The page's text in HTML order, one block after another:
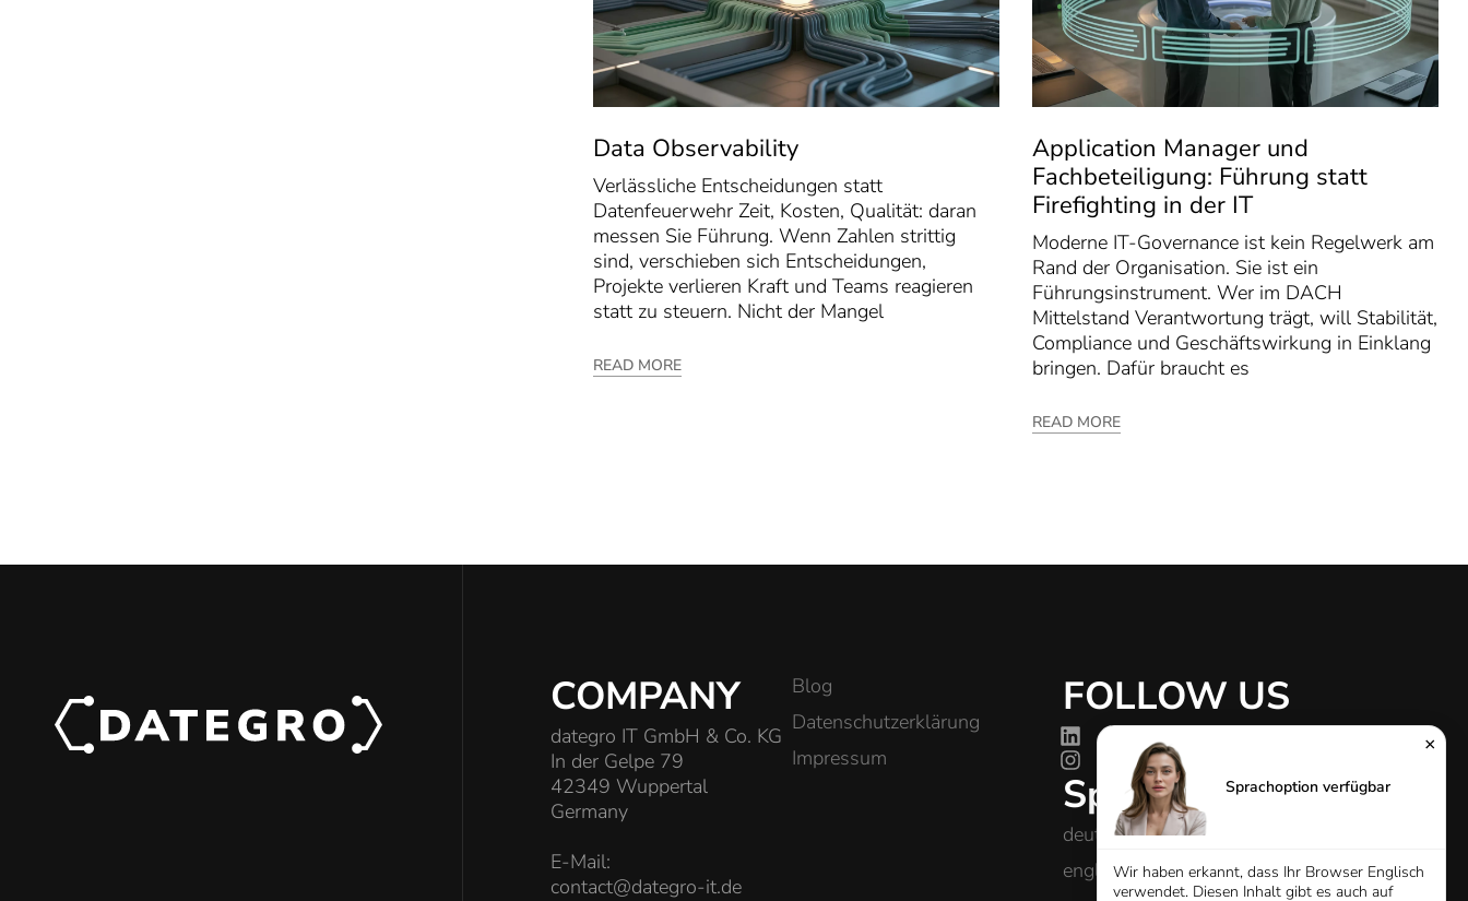
Data Observability
Verlässliche Entscheidungen statt
Datenfeuerwehr Zeit, Kosten, Qualität: daran
messen Sie Führung. Wenn Zahlen strittig
sind, verschieben sich Entscheidungen,
Projekte verlieren Kraft und Teams reagieren
statt zu steuern. Nicht der Mangel
READ MORE
Application Manager und
Fachbeteiligung: Führung statt
Firefighting in der IT
Moderne IT-Governance ist kein Regelwerk am
Rand der Organisation. Sie ist ein
Führungsinstrument. Wer im DACH
Mittelstand Verantwortung trägt, will Stabilität,
Compliance und Geschäftswirkung in Einklang
bringen. Dafür braucht es
READ MORE
COMPANY
dategro IT GmbH & Co. KG
In der Gelpe 79
42349 Wuppertal
Germany
E-Mail:
contact@dategro-it.de
Blog
Datenschutzerklärung
Impressum
FOLLOW US
Sprachen
deutsch
english
×
Sprachoption verfügbar
Wir haben erkannt, dass Ihr Browser Englisch
verwendet. Diesen Inhalt gibt es auch auf